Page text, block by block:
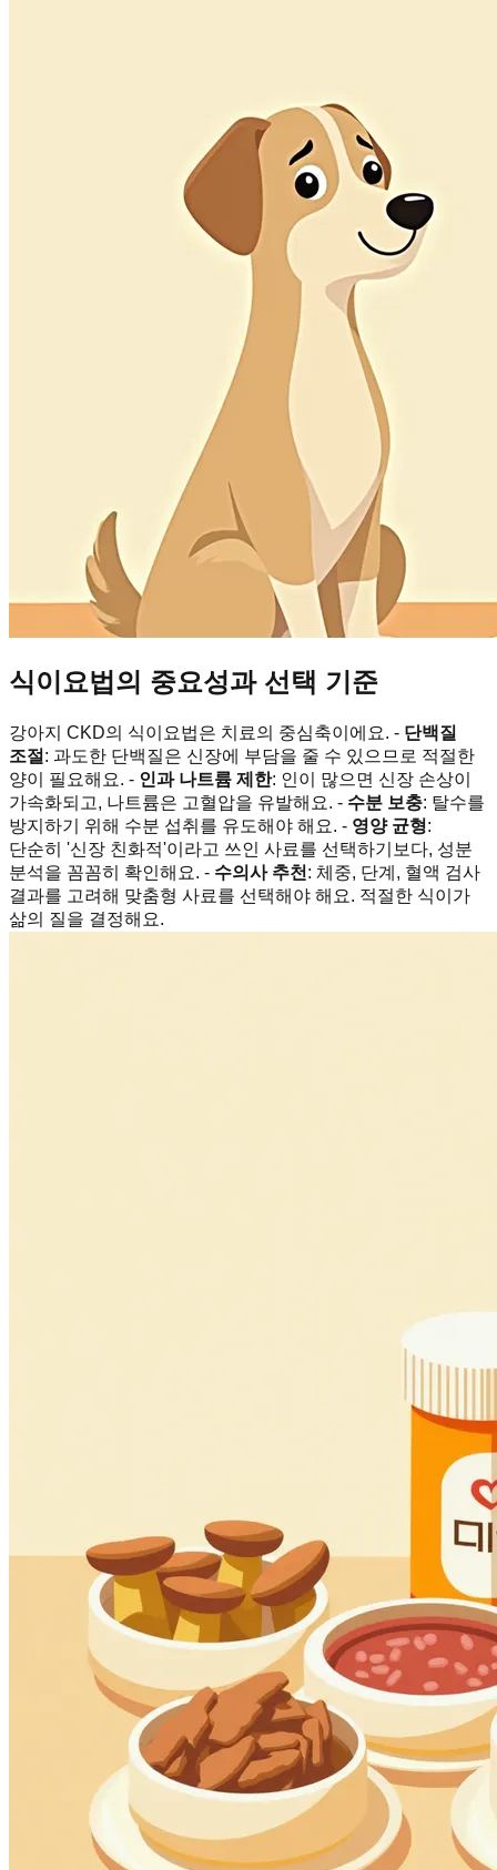
식이요법의 중요성과 선택 기준
강아지 CKD의 식이요법은 치료의 중심축이에요. - 단백질
조절 : 과도한 단백질은 신장에 부담을 줄 수 있으므로 적절한
양이 필요해요. - 인과 나트륨 제한: 인이 많으면 신장 손상이
가속화되고, 나트륨은 고혈압을 유발해요. - 수분 보충: 탈수를
방지하기 위해 수분 섭취를 유도해야 해요. - 영양 균형:
단순히 '신장 친화적'이라고 쓰인 사료를 선택하기보다, 성분
분석을 꼼꼼히 확인해요. - 수의사 추천 : 체중, 단계, 혈액 검사
결과를 고려해 맞춤형 사료를 선택해야 해요. 적절한 식이가
삶의 질을 결정해요.